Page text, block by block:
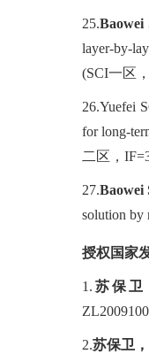
25.Baowei
layer-by-
(SCI一区
26.Yuefei
for long-
二区，
27.Baowei
solution by
授权国家
1. 苏保卫
ZL
2.苏保卫，